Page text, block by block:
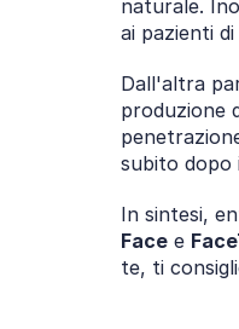
naturale.
ai pazienti
Dall'altra
produzione
subito dopo
In sintesi,
Face e
te, ti